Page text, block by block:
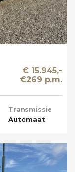
€ 15.945,-
€269 p.m.
Transmissie
Automaat